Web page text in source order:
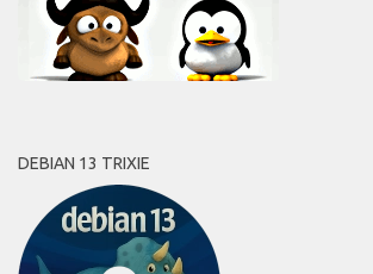
DEBIAN 13 TRIXIE